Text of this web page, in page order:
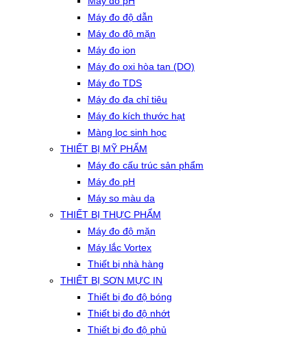
Máy đo độ dẫn
Máy đo độ mặn
Máy đo ion
Máy đo oxi hòa tan (DO)
Máy đo TDS
Máy đo đa chỉ tiêu
Máy đo kích thước hạt
Màng lọc sinh học
THIẾT BỊ MỸ PHẨM
Máy đo cấu trúc sản phẩm
Máy đo pH
Máy so màu da
THIẾT BỊ THỰC PHẨM
Máy đo độ mặn
Máy lắc Vortex
Thiết bị nhà hàng
THIẾT BỊ SƠN MỰC IN
Thiết bị đo độ bóng
Thiết bị đo độ nhớt
Thiết bị đo độ phủ